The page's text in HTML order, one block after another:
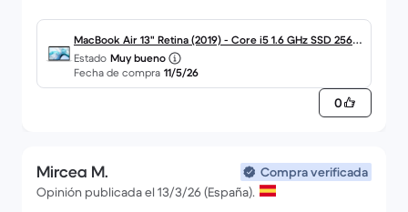
para mi sorpresa llegó completamente impoluto,
sin un solo roce, como nuevo. Las teclas sin
desgaste.
de carga. Para el uso que le voy a dar me sobra
inconvenientes, también tiene la ventaja de que,
cuando macOS quede totalmente obsoleto, podré
MacBook Air 13" Retina (2019) - Core i5 1.6 GHz SSD 256 -
8GB - teclado español
Estado Muy bueno
Fecha de compra 11/5/26
0
Mircea M.
Compra verificada
Opinión publicada el 13/3/26 (España).